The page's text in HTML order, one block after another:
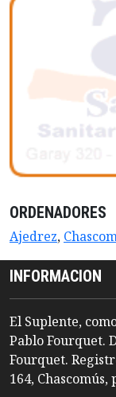
ORDENADORES
Ajedrez,
INFORMACION
El Suplente,
Pablo Fourquet.
Fourquet.
164,